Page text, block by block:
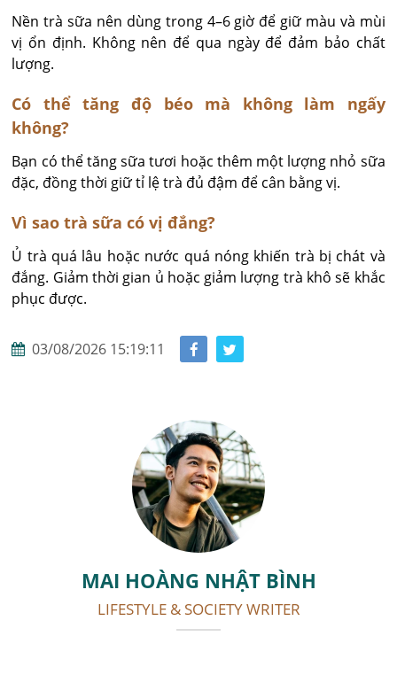
Nền trà sữa nên dùng trong 4–6 giờ để giữ màu và mùi
vị ổn định. Không nên để qua ngày để đảm bảo chất
lượng.
Có thể tăng độ béo mà không làm ngấy
không?
Bạn có thể tăng sữa tươi hoặc thêm một lượng nhỏ sữa
đặc, đồng thời giữ tỉ lệ trà đủ đậm để cân bằng vị.
Vì sao trà sữa có vị đắng?
Ủ trà quá lâu hoặc nước quá nóng khiến trà bị chát và
đắng. Giảm thời gian ủ hoặc giảm lượng trà khô sẽ khắc
phục được.
03/08/2026 15:19:11
MAI HOÀNG NHẬT BÌNH
LIFESTYLE & SOCIETY WRITER